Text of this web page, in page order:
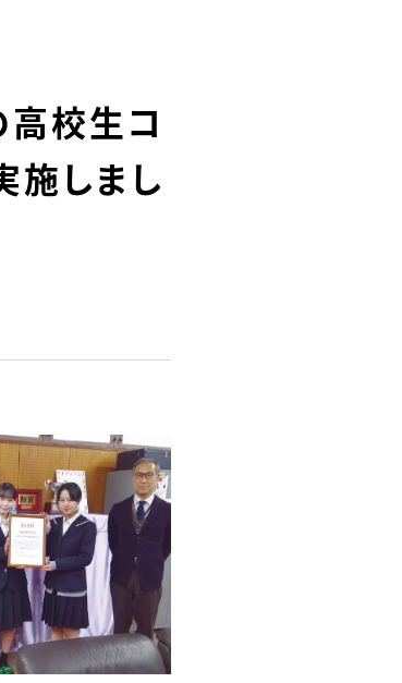
校生コ
施しまし